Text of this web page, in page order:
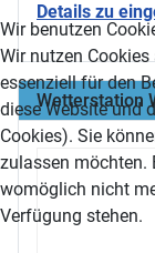
Details zu
Wetterstation
Wir benutzen
Wir nutzen
essenziell für den
diese Website und
Cookies). Sie
zulassen möchten.
womöglich nicht
Verfügung stehen.